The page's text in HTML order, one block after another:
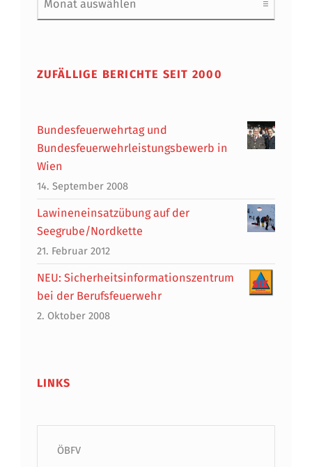
ZUFÄLLIGE BERICHTE SEIT 2000
Bundesfeuerwehrtag und
Bundesfeuerwehrleistungsbewerb in
Wien
14. September 2008
Lawineneinsatzübung auf der
Seegrube/Nordkette
21. Februar 2012
NEU: Sicherheitsinformationszentrum
bei der Berufsfeuerwehr
2. Oktober 2008
LINKS
ÖBFV